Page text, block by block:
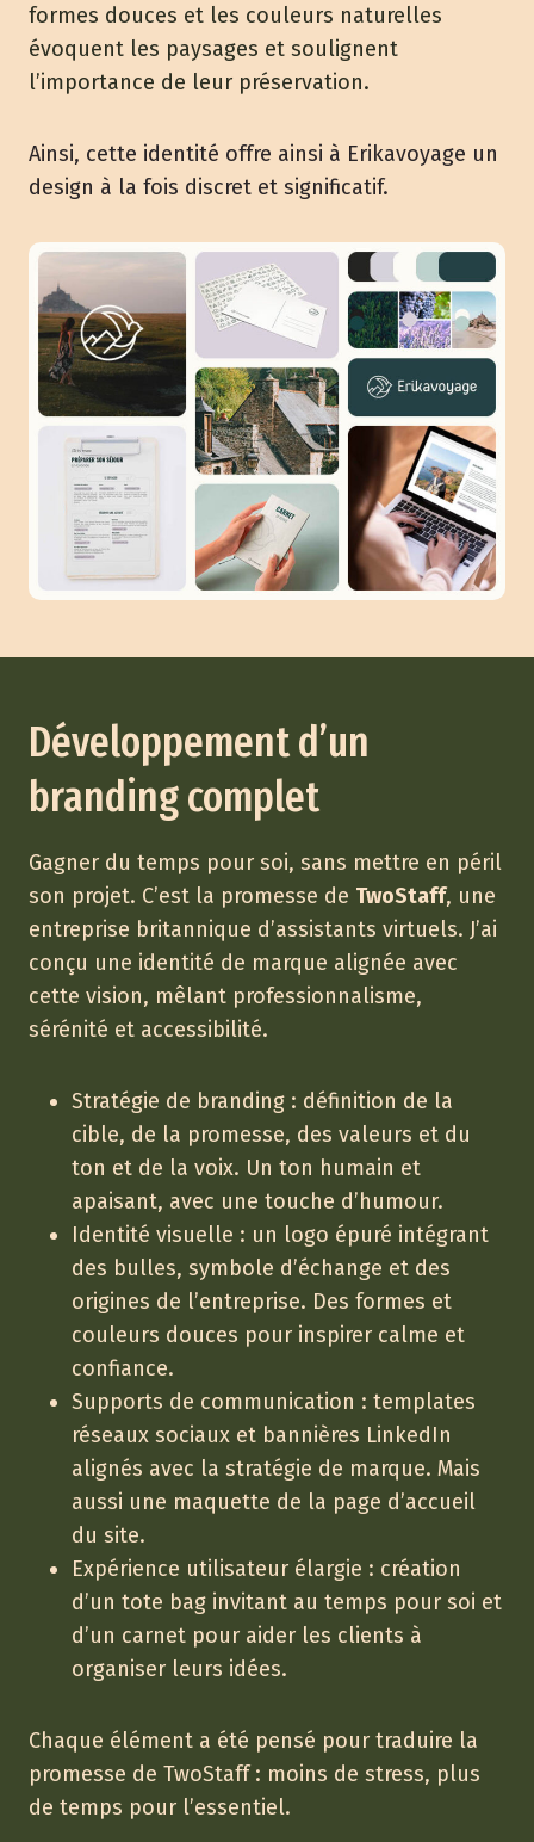
formes douces et les couleurs naturelles
évoquent les paysages et soulignent
l’importance de leur préservation.
Ainsi, cette identité offre ainsi à Erikavoyage un
design à la fois discret et significatif.
Développement d’un
branding complet
Gagner du temps pour soi, sans mettre en péril
son projet. C’est la promesse de TwoStaff, une
entreprise britannique d’assistants virtuels. J’ai
conçu une identité de marque alignée avec
cette vision, mêlant professionnalisme,
sérénité et accessibilité.
Stratégie de branding : définition de la
cible, de la promesse, des valeurs et du
ton et de la voix. Un ton humain et
apaisant, avec une touche d’humour.
Identité visuelle : un logo épuré intégrant
des bulles, symbole d’échange et des
origines de l’entreprise. Des formes et
couleurs douces pour inspirer calme et
confiance.
Supports de communication : templates
réseaux sociaux et bannières LinkedIn
alignés avec la stratégie de marque. Mais
aussi une maquette de la page d’accueil
du site.
Expérience utilisateur élargie : création
d’un tote bag invitant au temps pour soi et
d’un carnet pour aider les clients à
organiser leurs idées.
Chaque élément a été pensé pour traduire la
promesse de TwoStaff : moins de stress, plus
de temps pour l’essentiel.